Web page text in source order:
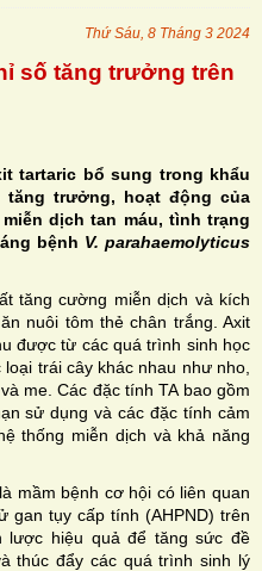
Thứ Sáu, 8 Tháng 3 2024
số tăng trưởng trên
tartaric bổ sung trong khẩu
trưởng, hoạt động của
dịch tan máu, tình trạng
bệnh V. parahaemolyticus
tăng cường miễn dịch và kích
nuôi tôm thẻ chân trắng. Axit
được từ các quá trình sinh học
trái cây khác nhau như nho,
me. Các đặc tính TA bao gồm
sử dụng và các đặc tính cảm
thống miễn dịch và khả năng
là mầm bệnh cơ hội có liên quan
gan tụy cấp tính (AHPND) trên
lược hiệu quả để tăng sức đề
thúc đẩy các quá trình sinh lý